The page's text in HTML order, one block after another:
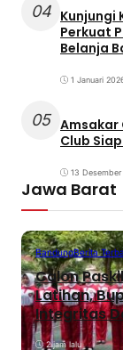
04 Kunjungi
Perkuat
Belanja
1 Januari
05 Amsakar
Club
13 Desember
Jawa Barat
BandungBerita
Calon
Latihan,
Integritas
2 jam lalu